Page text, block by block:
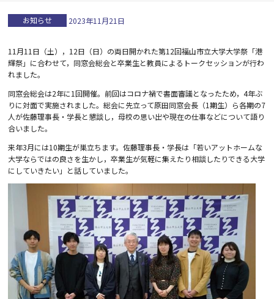
お知らせ 2023年11月21日
11 月11 日（土）， 12日（日）の両日開かれた第12回福山市立大学大学祭「港
輝祭」に合わせて，同窓会総会と卒業生と教員によるトークセッションが行わ
れました。
同窓会総会は2年に1回開催。前回はコロナ禍で書面審議となったため，4年ぶ
りに対面で実施されました。総会に先立って原田同窓会長（1期生）ら各期の7
人が佐藤理事長・学長と懇談し，母校の思い出や現在の仕事などについて語り
合いました。
来年3月には10期生が巣立ちます。佐藤理事長・学長は「若いアットホームな
大学ならではの良さを生かし，卒業生が気軽に集えたり相談したりできる大学
にしていきたい」と話していました。